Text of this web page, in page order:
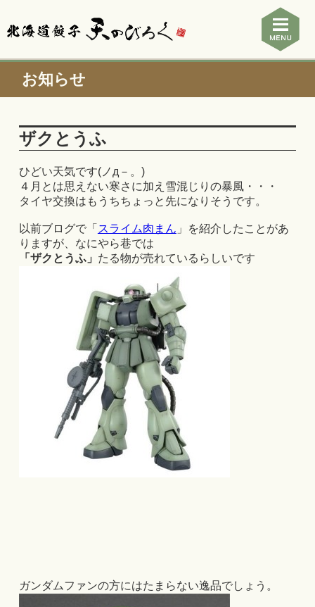
お知らせ
ザクとうふ
ひどい天気です(ノд－。)
４月とは思えない寒さに加え雪混じりの暴風・・・
タイヤ交換はもうちちょっと先になりそうです。
以前ブログで「 スライム肉まん 」を紹介したことがあ
りますが、なにやら巷では
「ザクとうふ」 たる物が売れているらしいです
ガンダムファンの方にはたまらない逸品でしょう。